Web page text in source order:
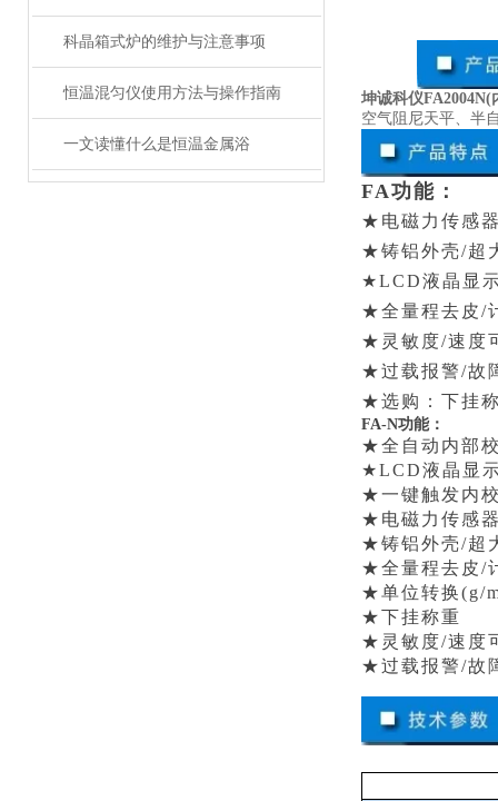
科晶箱式炉的维护与注意事项
恒温混匀仪使用方法与操作指南
一文读懂什么是恒温金属浴
坤诚科仪FA2004N(
空气阻尼天平、半
FA功能：
★电磁力传感
★铸铝外壳/超
★LCD液晶显
★全量程去皮/
★灵敏度/速度
★过载报警/故
★选购：下挂
FA-N功能：
★全自动内部
★LCD液晶显
★一键触发内
★电磁力传感
★铸铝外壳/超
★全量程去皮/
★单位转换(g/
★下挂称重
★灵敏度/速度
★过载报警/故